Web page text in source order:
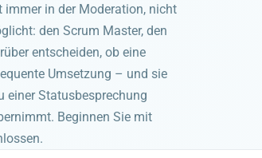
in der Moderation, nicht
den Scrum Master, den
entscheiden, ob eine
Umsetzung – und sie
einer Statusbesprechung
Beginnen Sie mit